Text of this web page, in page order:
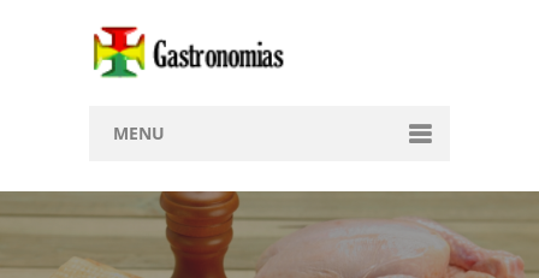
MENU
Home
Receitas 1